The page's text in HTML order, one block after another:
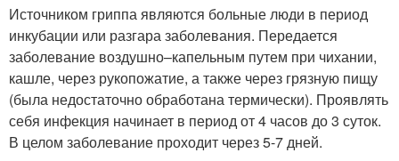
Источником гриппа являются больные люди в период
инкубации или разгара заболевания. Передается
заболевание воздушно–капельным путем при чихании,
кашле, через рукопожатие, а также через грязную пищу
(была недостаточно обработана термически). Проявлять
себя инфекция начинает в период от 4 часов до 3 суток.
В целом заболевание проходит через 5-7 дней.